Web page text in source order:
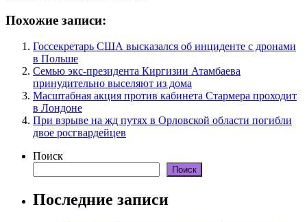
Похожие записи:
Госсекретарь США высказался об инциденте с дронами
в Польше
Семью экс-президента Киргизии Атамбаева
принудительно выселяют из дома
Масштабная акция против кабинета Стармера проходит
в Лондоне
При взрыве на жд путях в Орловской области погибли
двое росгвардейцев
Поиск
Поиск
Последние записи